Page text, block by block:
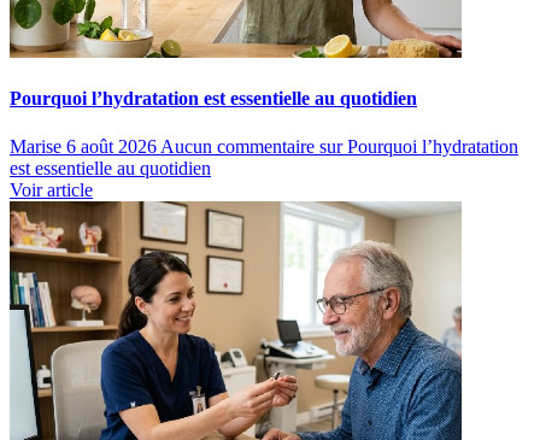
Pourquoi l’hydratation est essentielle au quotidien
Marise 6 août 2026 Aucun commentaire sur Pourquoi l’hydratation
est essentielle au quotidien
Voir article